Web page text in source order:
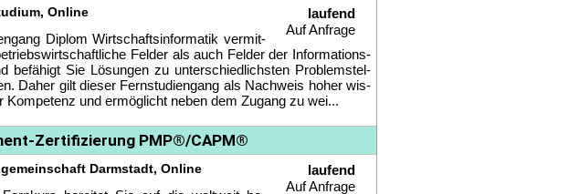
laufend
Auf Anfrage
Online
Di­plom Wirt­schafts­in­for­ma­tik ver­mit­
Fel­der als auch Fel­der der In­for­ma­ti­ons­
be­fä­higt Sie Lö­sun­gen zu un­ter­schied­lichs­ten Pro­blem­stel­
Da­her gilt die­ser Fern­stu­di­en­gang als Nach­weis ho­her wis­
Kom­pe­tenz und er­mög­licht ne­ben dem Zu­gang zu wei...
Zertifizierung PMP®/CAPM®
laufend
Auf Anfrage
Darmstadt, Online